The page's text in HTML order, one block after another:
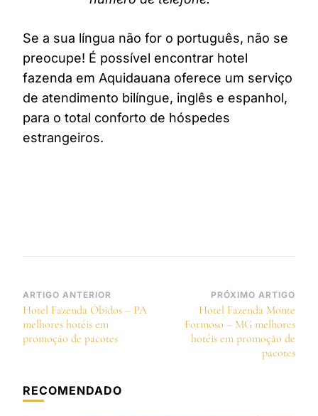
Se a sua língua não for o português, não se
preocupe! É possível encontrar hotel
fazenda em Aquidauana oferece um serviço
de atendimento bilíngue, inglês e espanhol,
para o total conforto de hóspedes
estrangeiros.
Navegação
de
post
ARTIGO ANTERIOR
Hotel Fazenda Óbidos – PA
melhores hotéis em
promoção de pacotes
PRÓXIMO ARTIGO
Hotel Fazenda Monte
Formoso – MG melhores
hotéis em promoção de
pacotes
RECOMENDADO